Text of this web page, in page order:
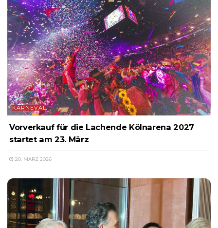
KARNEVAL
Vorverkauf für die Lachende Kölnarena 2027
startet am 23. März
20. MÄRZ 2026